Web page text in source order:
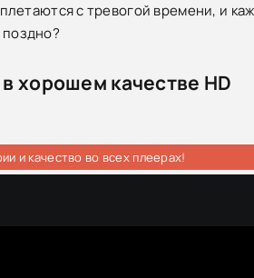
с тревогой времени, и
хорошем качестве HD
и качество во всех плеерах!